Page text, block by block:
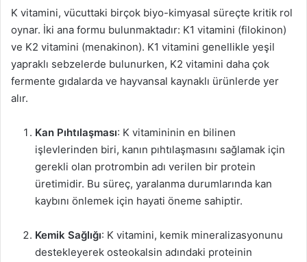
K vitamini, vücuttaki birçok biyo-kimyasal süreçte kritik rol
oynar. İki ana formu bulunmaktadır: K1 vitamini (filokinon)
ve K2 vitamini (menakinon). K1 vitamini genellikle yeşil
yapraklı sebzelerde bulunurken, K2 vitamini daha çok
fermente gıdalarda ve hayvansal kaynaklı ürünlerde yer
alır.
Kan Pıhtılaşması: K vitamininin en bilinen
işlevlerinden biri, kanın pıhtılaşmasını sağlamak için
gerekli olan protrombin adı verilen bir protein
üretimidir. Bu süreç, yaralanma durumlarında kan
kaybını önlemek için hayati öneme sahiptir.
Kemik Sağlığı: K vitamini, kemik mineralizasyonunu
destekleyerek osteokalsin adındaki proteinin